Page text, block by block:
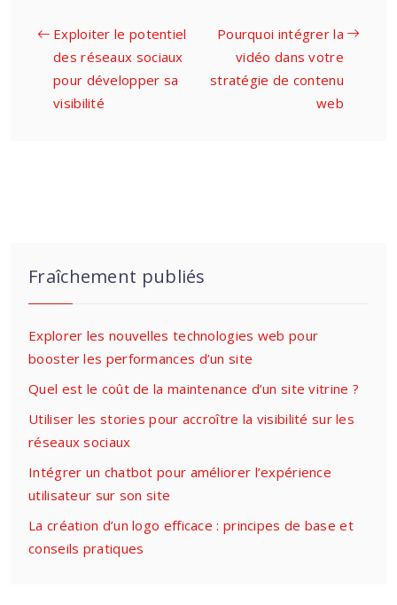
Exploiter le potentiel
des réseaux sociaux
pour développer sa
visibilité
Pourquoi intégrer la
vidéo dans votre
stratégie de contenu
web
Fraîchement publiés
Explorer les nouvelles technologies web pour
booster les performances d’un site
Quel est le coût de la maintenance d’un site vitrine ?
Utiliser les stories pour accroître la visibilité sur les
réseaux sociaux
Intégrer un chatbot pour améliorer l’expérience
utilisateur sur son site
La création d’un logo efficace : principes de base et
conseils pratiques